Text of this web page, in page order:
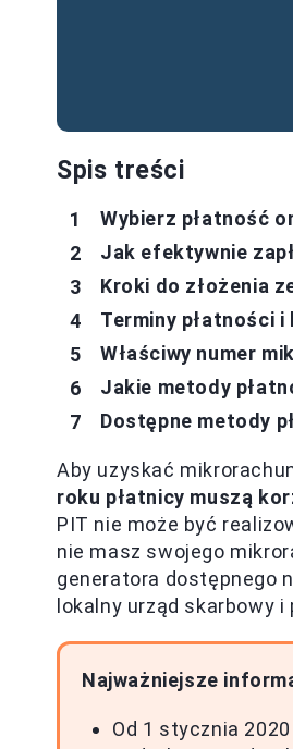
Spis treści
Wybierz płatność
Jak efektywnie
Kroki do złożenia
Terminy płatności i
Właściwy numer
Jakie metody
Dostępne metody
Aby uzyskać
roku płatnicy muszą
PIT nie może być
nie masz swojego
generatora dostępnego
lokalny urząd skarbowy i
Najważniejsze
Od 1 stycznia